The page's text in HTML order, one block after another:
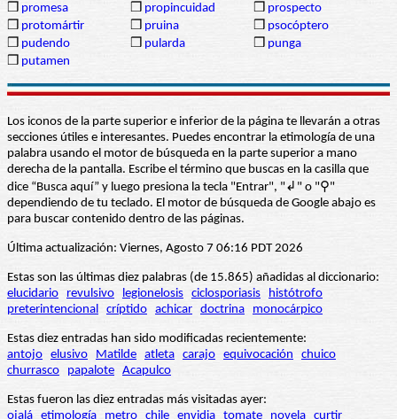
❒ promesa ❒ propincuidad ❒ prospecto
❒ protomártir ❒ pruina ❒ psocóptero
❒ pudendo ❒ pularda ❒ punga
❒ putamen
Los iconos de la parte superior e inferior de la página te llevarán a otras
secciones útiles e interesantes. Puedes encontrar la etimología de una
palabra usando el motor de búsqueda en la parte superior a mano
derecha de la pantalla. Escribe el término que buscas en la casilla que
dice “Busca aquí” y luego presiona la tecla "Entrar", "↲" o "⚲"
dependiendo de tu teclado. El motor de búsqueda de Google abajo es
para buscar contenido dentro de las páginas.
Última actualización: Viernes, Agosto 7 06:16 PDT 2026
Estas son las últimas diez palabras (de 15.865) añadidas al diccionario:
elucidario
revulsivo legionelosis ciclosporiasis
histótrofo
preterintencional críptido achicar doctrina monocárpico
Estas diez entradas han sido modificadas recientemente:
antojo elusivo Matilde atleta carajo equivocación
chuico
churrasco
papalote Acapulco
Estas fueron las diez entradas más visitadas ayer:
ojalá etimología metro chile envidia tomate novela curtir